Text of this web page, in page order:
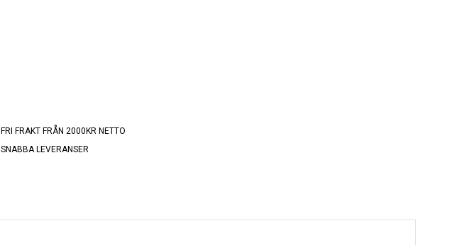
FRI FRAKT FRÅN 2000KR NETTO
SNABBA LEVERANSER